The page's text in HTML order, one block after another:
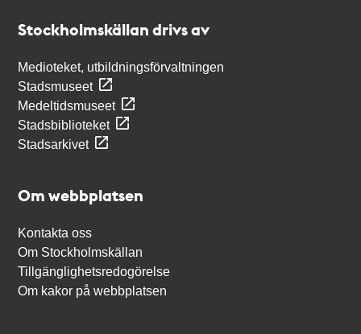
Stockholmskällan drivs av
Medioteket, utbildningsförvaltningen
Stadsmuseet
Medeltidsmuseet
Stadsbiblioteket
Stadsarkivet
Om webbplatsen
Kontakta oss
Om Stockholmskällan
Tillgänglighetsredogörelse
Om kakor på webbplatsen